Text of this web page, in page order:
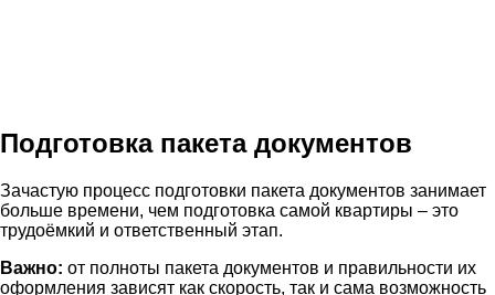
Подготовка пакета документов
Зачастую процесс подготовки пакета документов занимает
больше времени, чем подготовка самой квартиры – это
трудоёмкий и ответственный этап.
Важно: от полноты пакета документов и правильности их
оформления зависят как скорость, так и сама возможность